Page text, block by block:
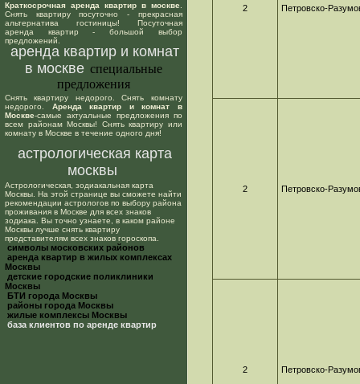
Краткосрочная аренда квартир в москве
Снять квартиру посуточно - прекрасная
альтернатива гостиницы! Посуточная
аренда квартир - большой выбор
предложений.
аренда квартир и комнат
в москве специальные
предложения
Снять квартиру недорого. Снять комнату
недорого. Аренда квартир и комнат в
Москве-самые актуальные предложения по
всем районам Москвы! Снять квартиру или
комнату в Москве в течение одного дня!
астрологическая карта
москвы
Астрологическая, зодиакальная карта
Москвы. На этой странице вы сможете найти
рекомендации астрологов по выбору района
проживания в Москве для всех знаков
зодиака. Вы точно узнаете, в каком районе
Москвы лучше снять квартиру
представителям всех знаков гороскопа.
cимволы московских районов
аренда квартир в жилых комплексах
Москвы
детские городские поликлиники
Москвы
БТИ города Москвы
районы города Москвы
жилые комплексы Москвы
база клиентов по аренде квартир
2 Петровско-
2 Петровско-
2 Петровско-